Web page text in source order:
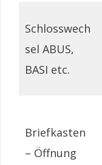
Schlosswech
sel ABUS,
BASI etc.
Briefkasten
– Öffnung